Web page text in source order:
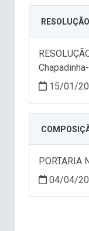
15/01/
04/04/